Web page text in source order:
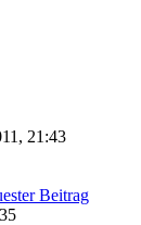
21:43
Beitrag